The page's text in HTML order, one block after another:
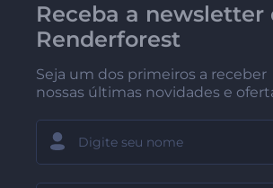
Receba a newsletter
Renderforest
Seja um dos primeiros a receber
nossas últimas novidades e